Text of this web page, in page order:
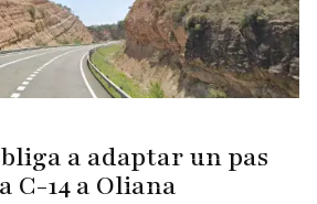
a adaptar un pas
14 a Oliana